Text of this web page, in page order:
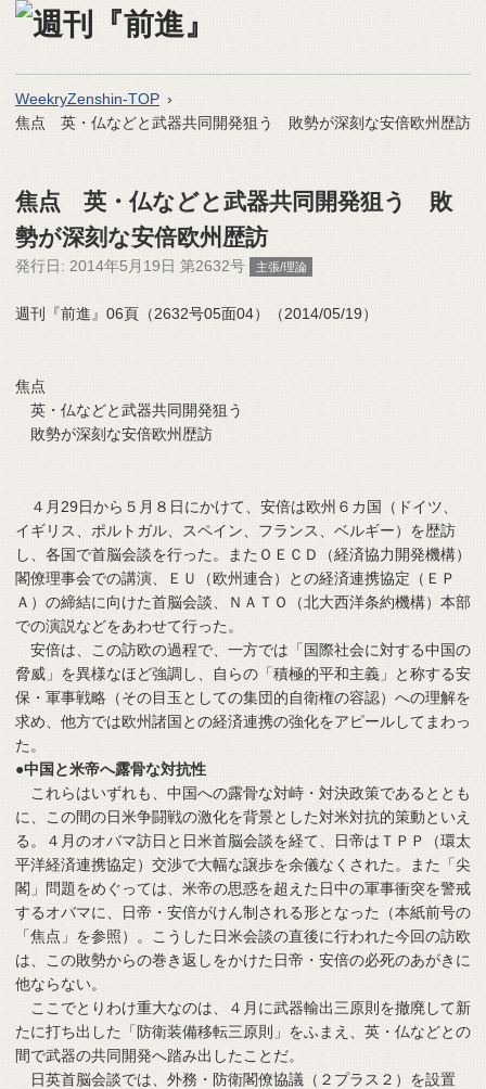
WeekryZenshin-TOP
焦点 英・仏などと武器共同開発狙う 敗勢が深刻な安倍欧州歴訪
焦点 英・仏などと武器共同開発狙う 敗
勢が深刻な安倍欧州歴訪
発行日: 2014年5月19日 第2632号 主張/理論
週刊『前進』06頁（2632号05面04）（2014/05/19）
焦点
英・仏などと武器共同開発狙う
敗勢が深刻な安倍欧州歴訪
４月29日から５月８日にかけて、安倍は欧州６カ国（ドイツ、
イギリス、ポルトガル、スペイン、フランス、ベルギー）を歴訪
し、各国で首脳会談を行った。またＯＥＣＤ（経済協力開発機構）
閣僚理事会での講演、ＥＵ（欧州連合）との経済連携協定（ＥＰ
Ａ）の締結に向けた首脳会談、ＮＡＴＯ（北大西洋条約機構）本部
での演説などをあわせて行った。
安倍は、この訪欧の過程で、一方では「国際社会に対する中国の
脅威」を異様なほど強調し、自らの「積極的平和主義」と称する安
保・軍事戦略（その目玉としての集団的自衛権の容認）への理解を
求め、他方では欧州諸国との経済連携の強化をアピールしてまわっ
た。
●中国と米帝へ露骨な対抗性
これらはいずれも、中国への露骨な対峙・対決政策であるととも
に、この間の日米争闘戦の激化を背景とした対米対抗的策動といえ
る。４月のオバマ訪日と日米首脳会談を経て、日帝はＴＰＰ（環太
平洋経済連携協定）交渉で大幅な譲歩を余儀なくされた。また「尖
閣」問題をめぐっては、米帝の思惑を超えた日中の軍事衝突を警戒
するオバマに、日帝・安倍がけん制される形となった（本紙前号の
「焦点」を参照）。こうした日米会談の直後に行われた今回の訪欧
は、この敗勢からの巻き返しをかけた日帝・安倍の必死のあがきに
他ならない。
ここでとりわけ重大なのは、４月に武器輸出三原則を撤廃して新
たに打ち出した「防衛装備移転三原則」をふまえ、英・仏などとの
間で武器の共同開発へ踏み出したことだ。
日英首脳会談では、外務・防衛閣僚協議（２プラス２）を設置